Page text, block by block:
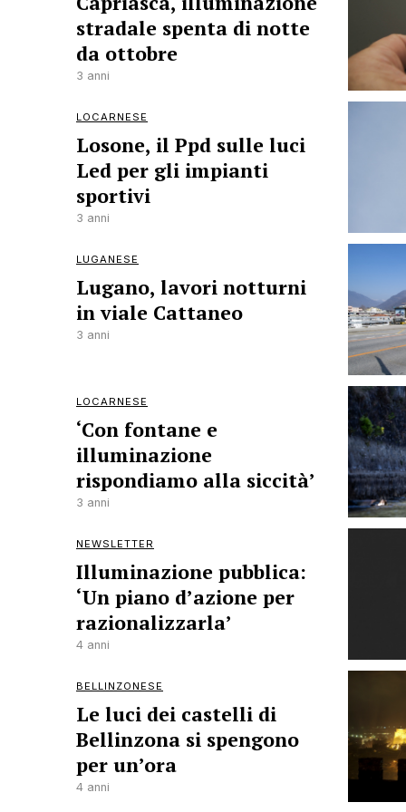
stradale spenta di notte
da ottobre
3 anni
LOCARNESE
Losone, il Ppd sulle luci
Led per gli impianti
sportivi
3 anni
LUGANESE
Lugano, lavori notturni
in viale Cattaneo
3 anni
LOCARNESE
‘Con fontane e
illuminazione
rispondiamo alla siccità’
3 anni
NEWSLETTER
Illuminazione pubblica:
‘Un piano d’azione per
razionalizzarla’
4 anni
BELLINZONESE
Le luci dei castelli di
Bellinzona si spengono
per un’ora
4 anni